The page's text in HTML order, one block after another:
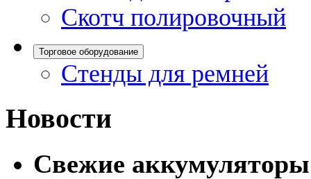
Скотч полировочный
Торговое оборудование
Стенды для ремней
Новости
Свежие